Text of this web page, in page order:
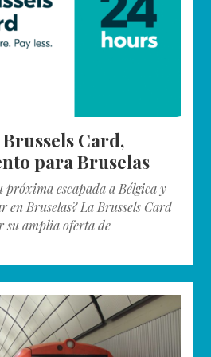
Card,
para Bruselas
próxima escapada a Bélgica y
en Bruselas? La Brussels Card
su amplia oferta de